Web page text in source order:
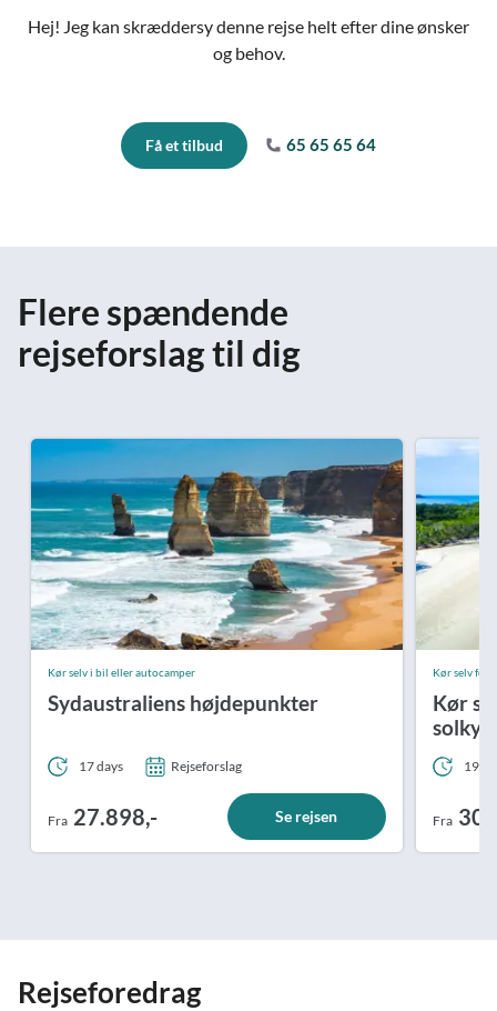
Hej! Jeg kan skræddersy denne rejse helt efter dine ønsker
og behov.
Få et tilbud 65 65 65 64
Flere spændende
rejseforslag til dig
Kør selv i bil eller autocamper
Sydaustraliens højdepunkter
17 days Rejseforslag
Fra 27.898,- Se rejsen
Kør selv ferie
Kør
solkyst
19
Fra
Rejseforedrag